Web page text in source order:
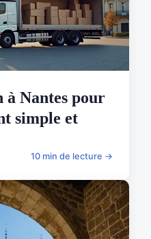
à Nantes pour
simple et
10 min de lecture →